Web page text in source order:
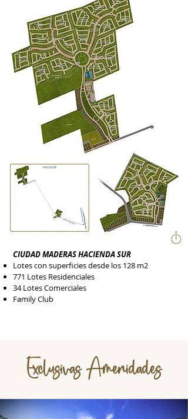
CIUDAD MADERAS HACIENDA SUR
Lotes con superficies desde los 128 m2
771 Lotes Residenciales
34 Lotes Comerciales
Family Club
Exclusivas Amenidades